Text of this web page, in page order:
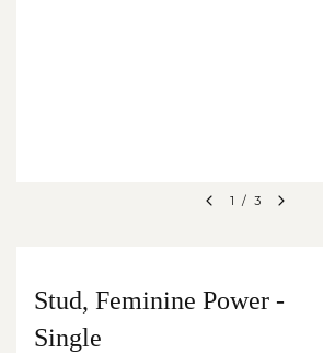
1 / 3
Stud, Feminine Power -
Single